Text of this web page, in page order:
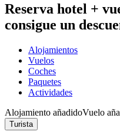
Reserva hotel +
consigue un
Alojamientos
Vuelos
Coches
Paquetes
Actividades
Alojamiento añadidoVuelo
Turista